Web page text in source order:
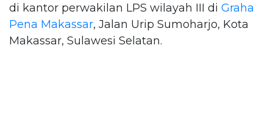
di kantor perwakilan LPS wilayah III di Graha
Pena Makassar, Jalan Urip Sumoharjo, Kota
Makassar, Sulawesi Selatan.